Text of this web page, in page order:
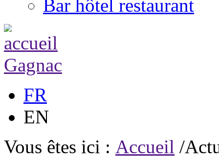
Bar hôtel restaurant
FR
EN
Vous êtes ici : Accueil /